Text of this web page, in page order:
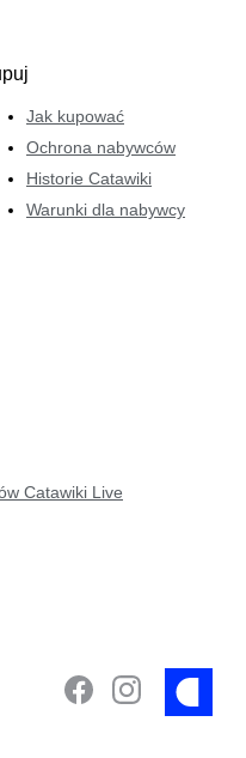
Jak kupować
Ochrona nabywców
Historie Catawiki
Warunki dla nabywcy
Catawiki Live